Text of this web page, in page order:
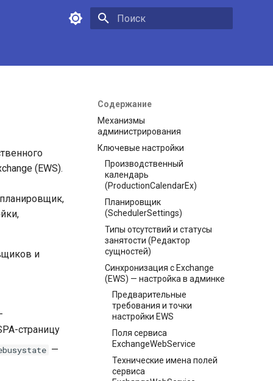
Содержание
Механизмы
администрирования
Ключевые настройки
Производственный
календарь
(ProductionCalendarEx)
Планировщик
(SchedulerSettings)
Типы отсутствий и статусы
занятости (Редактор
сущностей)
Синхронизация с Exchange
(EWS) — настройка в админке
Предварительные
требования и точки
настройки EWS
Поля сервиса
ExchangeWebService
Технические имена полей
сервиса
(EWS).
и
страницу
—